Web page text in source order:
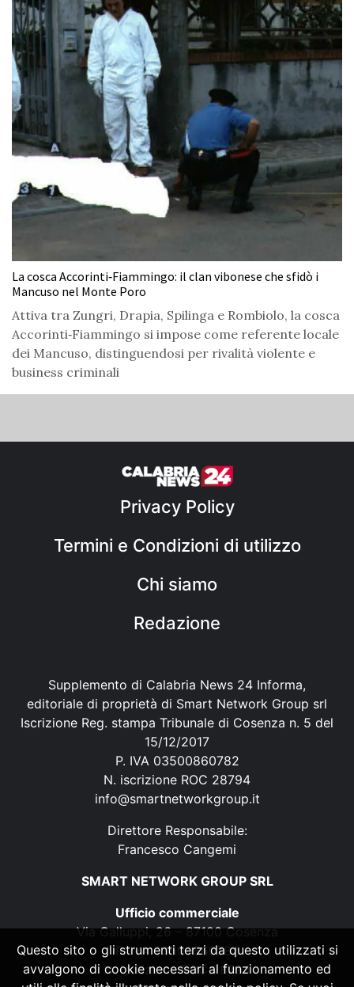
La cosca Accorinti‑Fiammingo: il clan vibonese che sfidò i
Mancuso nel Monte Poro
Attiva tra Zungri, Drapia, Spilinga e Rombiolo, la cosca
Accorinti‑Fiammingo si impose come referente locale
dei Mancuso, distinguendosi per rivalità violente e
business criminali
Privacy Policy
Termini e Condizioni di utilizzo
Chi siamo
Redazione
Supplemento di Calabria News 24 Informa,
editoriale di proprietà di Smart Network Group srl
Iscrizione Reg. stampa Tribunale di Cosenza n. 5 del
15/12/2017
P. IVA 03500860782
N. iscrizione ROC 28794
info@smartnetworkgroup.it
Direttore Responsabile:
Francesco Cangemi
SMART NETWORK GROUP SRL
Ufficio commerciale
Via Galluppi, 26 – 87100 Cosenza
P. IVA 03500860782
N. iscrizione ROC 28794
Questo sito o gli strumenti terzi da questo utilizzati si
avvalgono di cookie necessari al funzionamento ed